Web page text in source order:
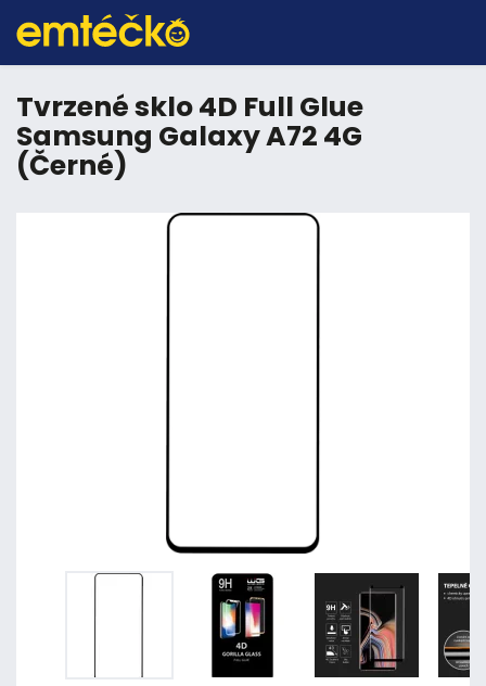
Tvrzené sklo 4D Full Glue
Samsung Galaxy A72 4G
(Černé)